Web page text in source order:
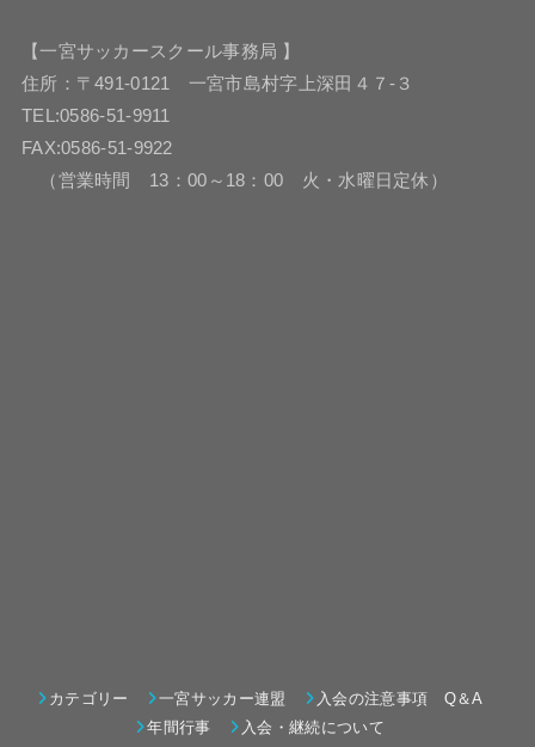
【一宮サッカースクール事務局 】
住所：〒491-0121 一宮市島村字上深田４７-３
TEL:0586-51-9911
FAX:0586-51-9922
（営業時間 13：00～18：00 火・水曜日定休）
カテゴリー 一宮サッカー連盟
入会の注意事項 Q＆A
年間行事
入会・継続について